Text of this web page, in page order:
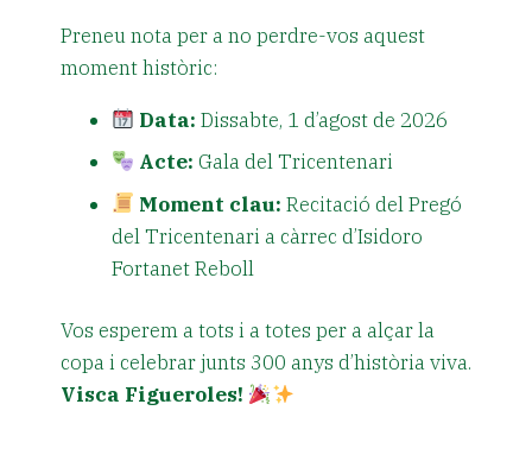
Preneu nota per a no perdre-vos aquest
moment històric:
Data: Dissabte, 1 d’agost de 2026
Acte: Gala del Tricentenari
Moment clau: Recitació del Pregó
del Tricentenari a càrrec d’Isidoro
Fortanet Reboll
Vos esperem a tots i a totes per a alçar la
copa i celebrar junts 300 anys d’història viva.
Visca Figueroles!